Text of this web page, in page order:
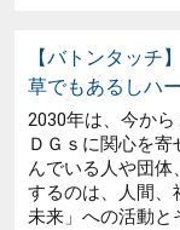
【バトンタッチ
草でもあるしハ
2030年は、今か
ＤＧｓに関心を
んでいる人や団体
するのは、人間、
未来」への活動と